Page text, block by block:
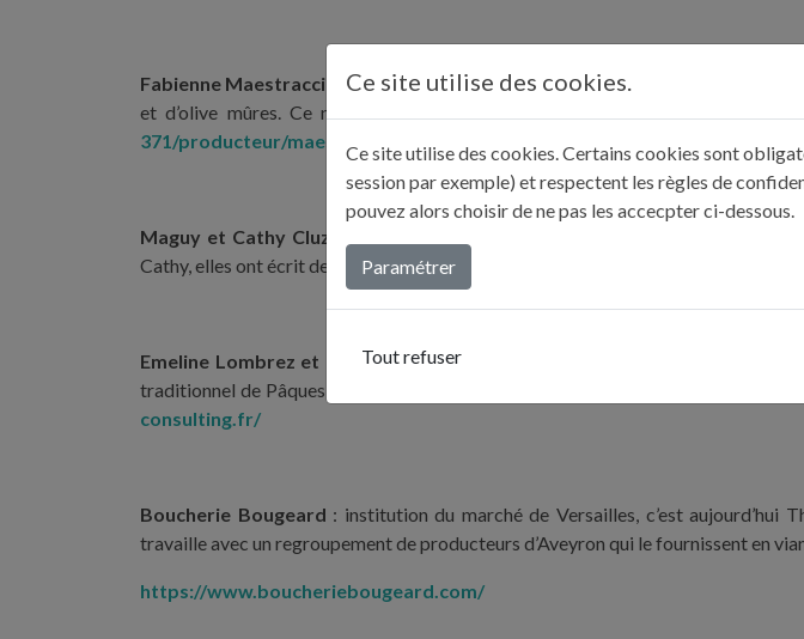
Fabienne Maestracci : oléicultrice, auteure, gérante de chambres d’hôtes, elle
et d’olive mûres. Ce ne sont pas moins de 550 oliviers qu’elle cultive, dont
371/producteur/maestracci.html
Maguy et Cathy Cluzel
: Maguy est une figure incontournable de la cuisine
Cathy, elles ont écrit deux ouvrages de recettes du terroir reprenant les tours de
Emeline Lombrez et Éric Zipper: ces deux amis partagent leur passion
traditionnel de Pâques, le « Lammela », mot alsacien signifiant « petit agneau de
consulting.fr/
Boucherie Bougeard : institution du marché de Versailles, c’est
travaille avec un regroupement de producteurs d’Aveyron qui le fournissent en
https://www.boucheriebougeard.com/
Ce site utilise des cookies.
Ce site utilise des cookies. Certains cookies sont
session par exemple) et respectent les règles de
pouvez alors choisir de ne pas les accecpter ci-dessous.
Paramétrer
Tout refuser